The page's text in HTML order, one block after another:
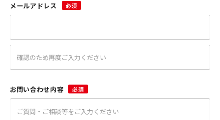
メールアドレス 必須
お問い合わせ内容 必須